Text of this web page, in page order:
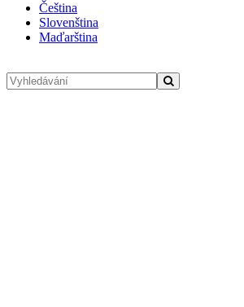
Čeština
Slovenština
Maďarština